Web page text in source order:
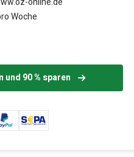
Woche
90 % sparen